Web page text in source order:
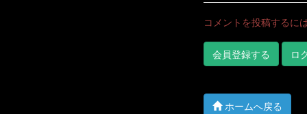
コメントを投稿するに
会員登録する ロ
ホームへ戻る